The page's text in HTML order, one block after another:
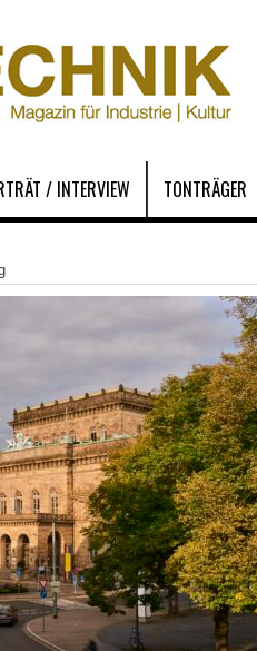
/ INTERVIEW TONTRÄGER